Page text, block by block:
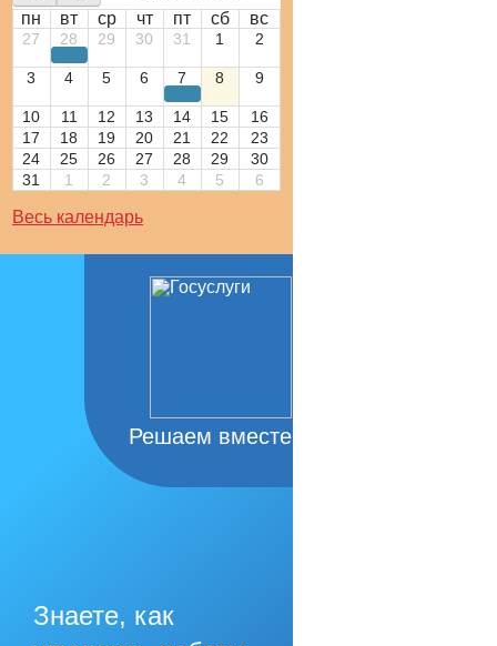
пн вт ср чт пт сб вс
27 28 29 30 31 1 2
3 4 5 6 7 8 9
10 11 12 13 14 15
16
17
18 19 20 21 22
23
24
25 26 27 28 29
30
31
1 2 3 4 5 6
Весь календарь
Решаем вместе
Знаете, как